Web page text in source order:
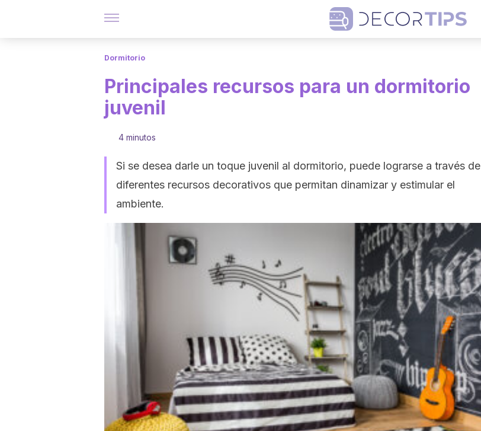
Dormitorio
Principales recursos para un dormitorio
juvenil
4 minutos
Si se desea darle un toque juvenil al dormitorio, puede lograrse a través de
diferentes recursos decorativos que permitan dinamizar y estimular el
ambiente.